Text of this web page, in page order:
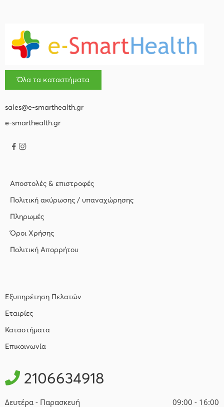
Όλα τα καταστήματα
sales@e-smarthealth.gr
e-smarthealth.gr
Αποστολές & επιστροφές
Πολιτική ακύρωσης / υπαναχώρησης
Πληρωμές
Όροι Χρήσης
Πολιτική Απορρήτου
Εξυπηρέτηση Πελατών
Εταιρίες
Καταστήματα
Επικοινωνία
2106634918
Δευτέρα - Παρασκευή 09:00 - 16:00